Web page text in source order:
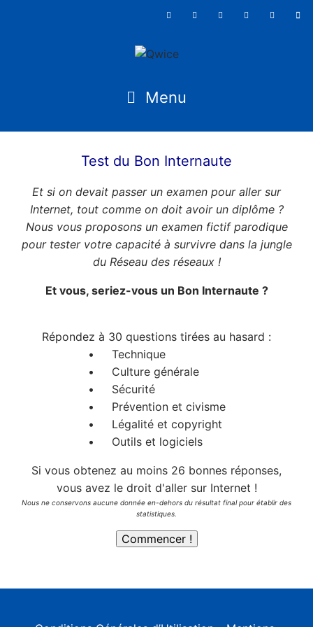
Test du Bon Internaute
Et si on devait passer un examen pour aller sur
Internet, tout comme on doit avoir un diplôme ?
Nous vous proposons un examen fictif parodique
pour tester votre capacité à survivre dans la jungle
du Réseau des réseaux !
Et vous, seriez-vous un Bon Internaute ?
Répondez à 30 questions tirées au hasard :
• Technique
• Culture générale
• Sécurité
• Prévention et civisme
• Légalité et copyright
• Outils et logiciels
Si vous obtenez au moins 26 bonnes réponses,
vous avez le droit d'aller sur Internet !
Nous ne conservons aucune donnée en-dehors du résultat final pour établir des
statistiques.